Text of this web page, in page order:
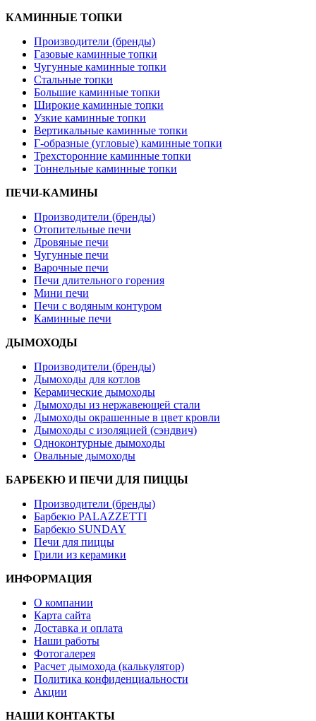
КАМИННЫЕ ТОПКИ
Производители (бренды)
Газовые каминные топки
Чугунные каминные топки
Стальные топки
Большие каминные топки
Широкие каминные топки
Узкие каминные топки
Вертикальные каминные топки
Г-образные (угловые) каминные топки
Трехсторонние каминные топки
Тоннельные каминные топки
ПЕЧИ-КАМИНЫ
Производители (бренды)
Отопительные печи
Дровяные печи
Чугунные печи
Варочные печи
Печи длительного горения
Мини печи
Печи с водяным контуром
Каминные печи
ДЫМОХОДЫ
Производители (бренды)
Дымоходы для котлов
Керамические дымоходы
Дымоходы из нержавеющей стали
Дымоходы окрашенные в цвет кровли
Дымоходы с изоляцией (сэндвич)
Одноконтурные дымоходы
Овальные дымоходы
БАРБЕКЮ И ПЕЧИ ДЛЯ ПИЦЦЫ
Производители (бренды)
Барбекю PALAZZETTI
Барбекю SUNDAY
Печи для пиццы
Грили из керамики
ИНФОРМАЦИЯ
О компании
Карта сайта
Доставка и оплата
Наши работы
Фотогалерея
Расчет дымохода (калькулятор)
Политика конфиденциальности
Акции
НАШИ КОНТАКТЫ